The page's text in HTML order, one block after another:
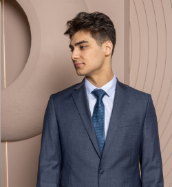
мужской двойка в полоску